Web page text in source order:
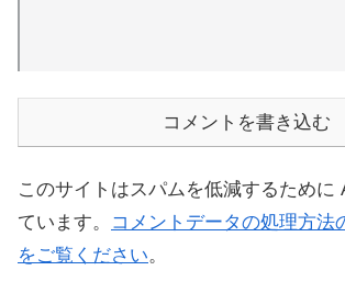
コメントを書き込む
このサイトはスパムを低減するために
ています。
コメントデータの処理方法
をご覧ください。